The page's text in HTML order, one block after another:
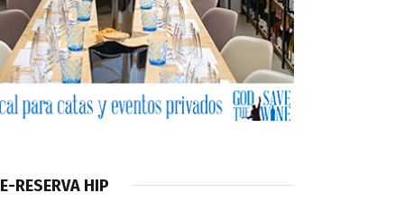
RESERVA HIP